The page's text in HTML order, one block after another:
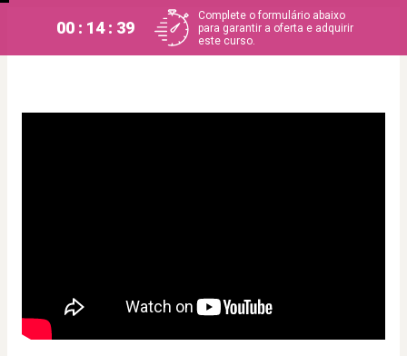
00 : 14 : 38
Complete o formulário abaixo
para garantir a oferta e adquirir
este curso.